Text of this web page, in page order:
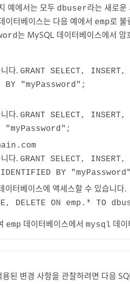
예에서는 모두 dbuser라는 새로
이터베이스는 다음 예에서 emp로 불
는 MySQL 데이터베이스에서 암
다. GRANT SELECT,
"myPassword";
다. GRANT SELECT,
"myPassword";
다. GRANT SELECT,
BY
이터베이스에 액세스할 수 있습니다.
DELETE ON emp.* TO
emp 데이터베이스에서 mysql 데
된 변경 사항을 관찰하려면 다음